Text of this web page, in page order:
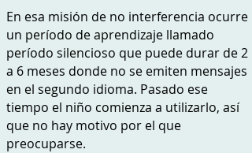
En esa misión de no interferencia ocurre
un período de aprendizaje llamado
período silencioso que puede durar de 2
a 6 meses donde no se emiten mensajes
en el segundo idioma. Pasado ese
tiempo el niño comienza a utilizarlo, así
que no hay motivo por el que
preocuparse.